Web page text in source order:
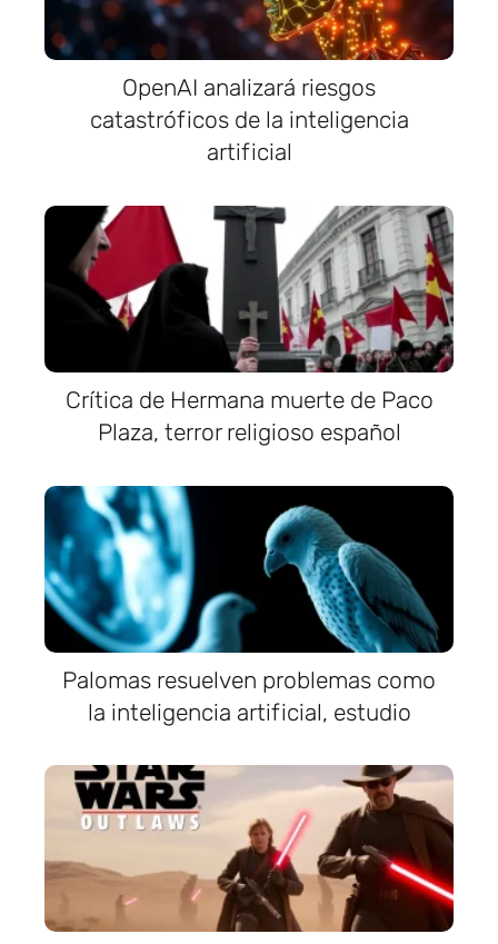
OpenAI analizará riesgos
catastróficos de la inteligencia
artificial
Crítica de Hermana muerte de Paco
Plaza, terror religioso español
Palomas resuelven problemas como
la inteligencia artificial, estudio